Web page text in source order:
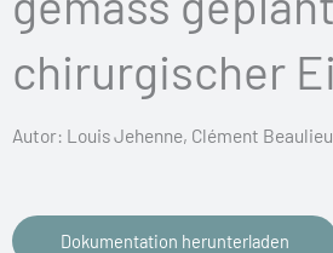
chirurgischer
Autor: Louis Jehenne, Clément Beaulieu
Dokumentation herunterladen